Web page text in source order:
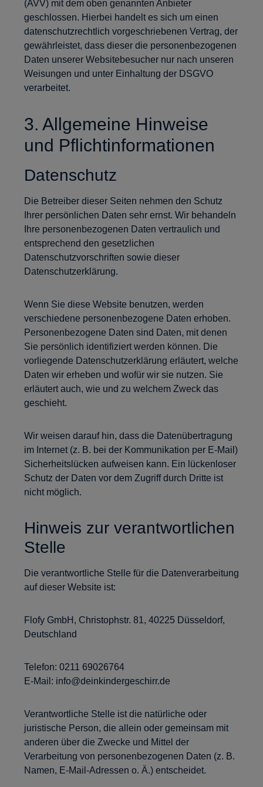
(AVV) mit dem oben genannten Anbieter
geschlossen. Hierbei handelt es sich um einen
datenschutzrechtlich vorgeschriebenen Vertrag, der
gewährleistet, dass dieser die personenbezogenen
Daten unserer Websitebesucher nur nach unseren
Weisungen und unter Einhaltung der DSGVO
verarbeitet.
3. Allgemeine Hinweise
und Pflichtinformationen
Datenschutz
Die Betreiber dieser Seiten nehmen den Schutz
Ihrer persönlichen Daten sehr ernst. Wir behandeln
Ihre personenbezogenen Daten vertraulich und
entsprechend den gesetzlichen
Datenschutzvorschriften sowie dieser
Datenschutzerklärung.
Wenn Sie diese Website benutzen, werden
verschiedene personenbezogene Daten erhoben.
Personenbezogene Daten sind Daten, mit denen
Sie persönlich identifiziert werden können. Die
vorliegende Datenschutzerklärung erläutert, welche
Daten wir erheben und wofür wir sie nutzen. Sie
erläutert auch, wie und zu welchem Zweck das
geschieht.
Wir weisen darauf hin, dass die Datenübertragung
im Internet (z. B. bei der Kommunikation per E-Mail)
Sicherheitslücken aufweisen kann. Ein lückenloser
Schutz der Daten vor dem Zugriff durch Dritte ist
nicht möglich.
Hinweis zur verantwortlichen
Stelle
Die verantwortliche Stelle für die Datenverarbeitung
auf dieser Website ist:
Flofy GmbH, Christophstr. 81, 40225 Düsseldorf,
Deutschland
Telefon: 0211 69026764
E-Mail: info@deinkindergeschirr.de
Verantwortliche Stelle ist die natürliche oder
juristische Person, die allein oder gemeinsam mit
anderen über die Zwecke und Mittel der
Verarbeitung von personenbezogenen Daten (z. B.
Namen, E-Mail-Adressen o. Ä.) entscheidet.